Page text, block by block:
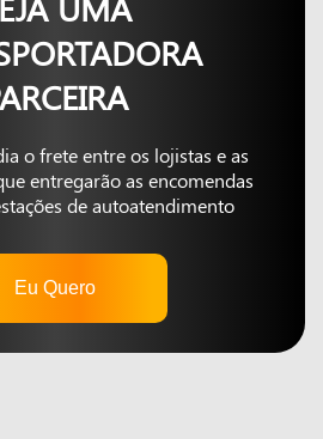
o frete entre os lojistas e as
entregarão as encomendas
de autoatendimento
Eu Quero